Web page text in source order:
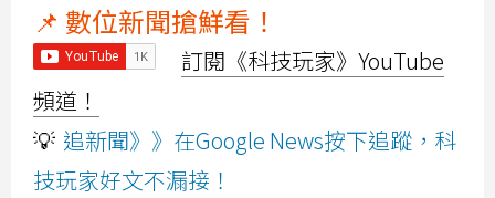
📌 數位新聞搶鮮看！
訂閱《科技玩家》YouTube
頻道！
💡 追新聞》》在Google News按下追蹤，科
技玩家好文不漏接！